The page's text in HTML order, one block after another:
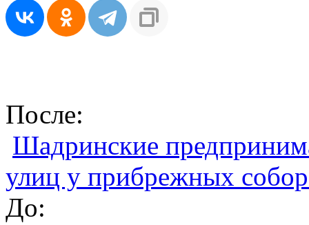
После:
Шадринские
улиц у прибрежных
До: